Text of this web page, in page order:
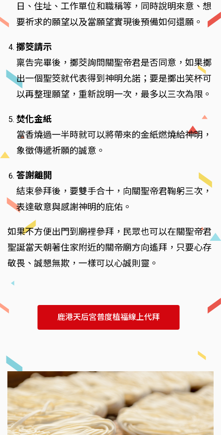
日、住址、工作單位和職稱等，同時說明來意、想
要祈求的願望以及當願望實現後預備如何還願。
擲筊請示
稟告完畢後，擲茭詢問關聖帝君是否同意，如果擲
出一個聖筊就代表得到神明允諾；要是擲出笑杯可
以再整理願望，重新說明一次，最多以三次為限。
焚化金紙
當香燒過一半時就可以將帶來的金紙燃燒給神明，
象徵傳遞祈願的誠意。
答謝離開
結束參拜後，要雙手合十，向關聖帝君鞠躬三次，
表達敬意與感謝神明的庇佑。
如果不方便出門到廟裡參拜，民眾也可以在關聖帝君
聖誕當天朝著住家附近的關帝廟方向遙拜，只要心存
敬畏、誠懇無欺，一樣可以心誠則靈。
鹿港天后宮普度植福線上代拜